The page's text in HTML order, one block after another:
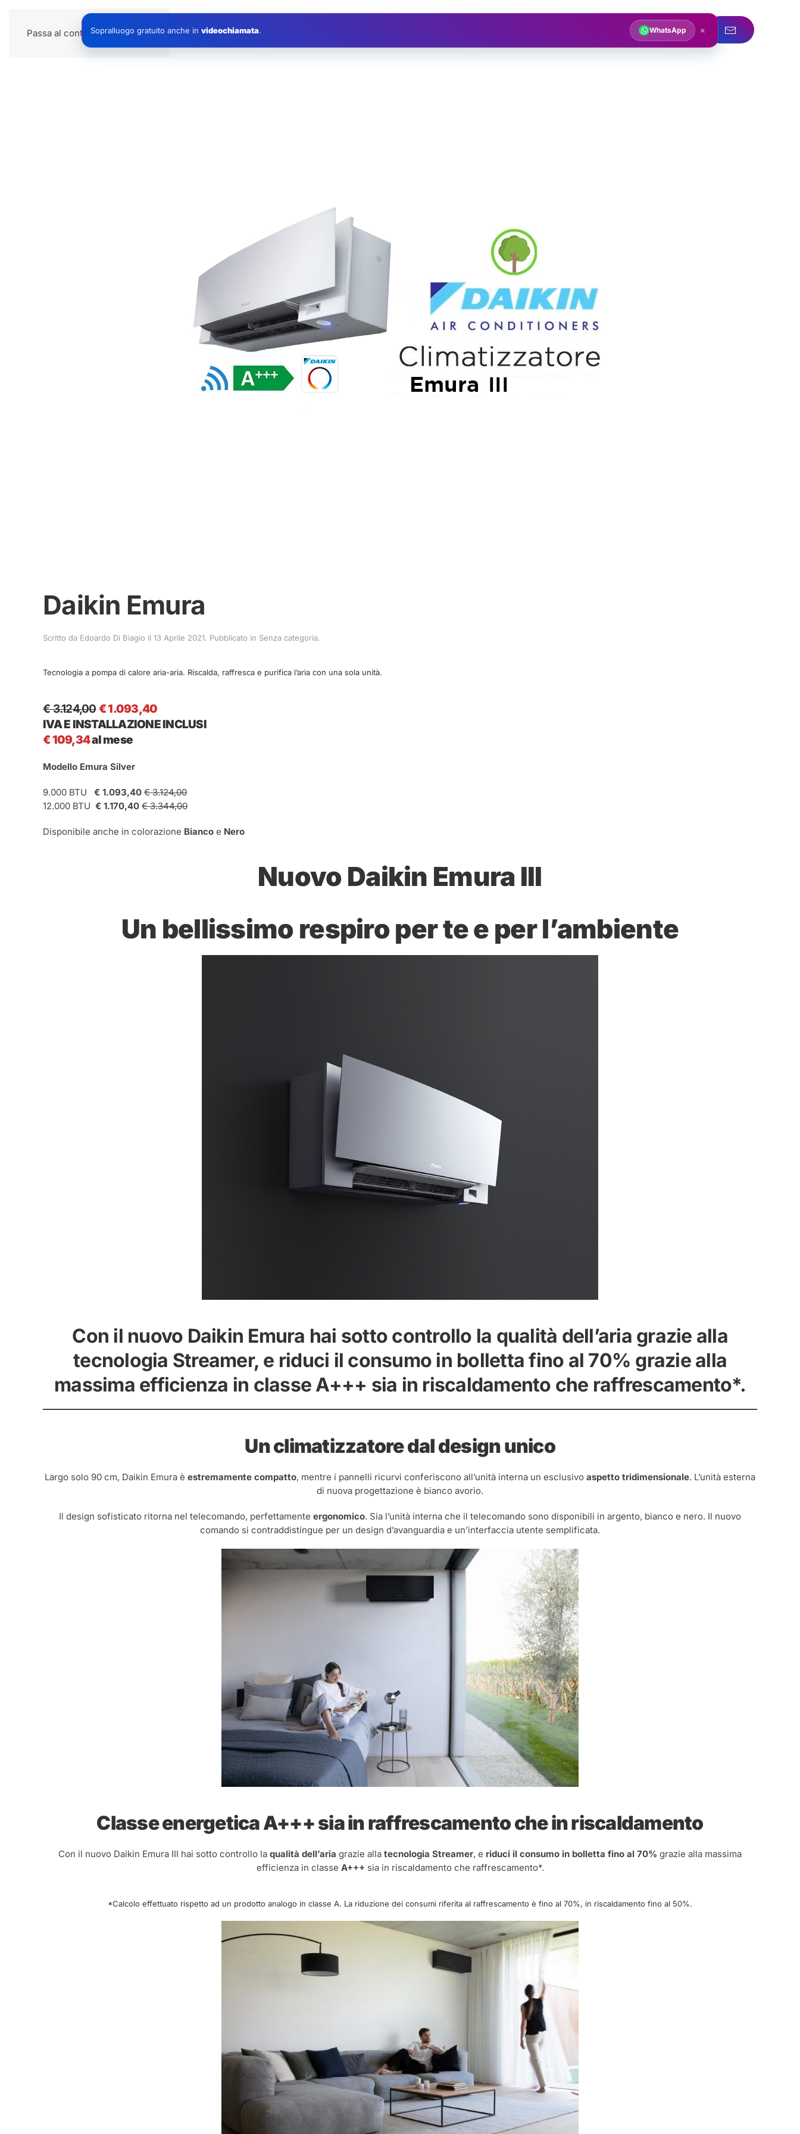
Passa al contenuto principale Impianti Servizi idraulici
Daikin Emura
Scritto da Edoardo Di Biagio il 13 Aprile 2021. Pubblicato in Senza categoria.
Tecnologia a pompa di calore aria-aria. Riscalda, raffresca e purifica l’aria con una sola unità.
€ 3.124,00€ 1.093,40
IVA E INSTALLAZIONE INCLUSI
€ 109,34al mese
Modello Emura Silver
9.000 BTU € 1.093,40 € 3.124,00
12.000 BTU € 1.170,40 € 3.344,00
Disponibile anche in colorazione Bianco e Nero
Nuovo Daikin Emura III
Un bellissimo respiro per te e per l’ambiente
Con il nuovo Daikin Emura hai sotto controllo la qualità dell’aria grazie alla
tecnologia Streamer, e riduci il consumo in bolletta fino al 70% grazie alla
massima efficienza in classe A+++ sia in riscaldamento che raffrescamento*.
Un climatizzatore dal design unico
Largo solo 90 cm, Daikin Emura è estremamente compatto, mentre i pannelli ricurvi conferiscono all’unità interna un esclusivo aspetto tridimensionale. L’unità esterna
di nuova progettazione è bianco avorio.
Il design sofisticato ritorna nel telecomando, perfettamente ergonomico. Sia l’unità interna che il telecomando sono disponibili in argento, bianco e nero. Il nuovo
comando si contraddistingue per un design d’avanguardia e un’interfaccia utente semplificata.
Classe energetica A+++ sia in raffrescamento che in riscaldamento
Con il nuovo Daikin Emura III hai sotto controllo la qualità dell’aria grazie alla tecnologia Streamer, e riduci il consumo in bolletta fino al 70% grazie alla massima
efficienza in classe A+++ sia in riscaldamento che raffrescamento*.
*Calcolo effettuato rispetto ad un prodotto analogo in classe A. La riduzione dei consumi riferita al raffrescamento è fino al 70%, in riscaldamento fino al 50%.
Sopralluogo gratuito anche in videochiamata. WhatsApp ×